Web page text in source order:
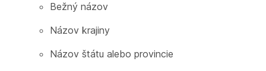
Bežný názov
Názov krajiny
Názov štátu alebo provincie